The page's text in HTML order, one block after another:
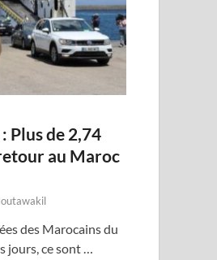
Plus de 2,74
au Maroc
des Marocains du
jours, ce sont …